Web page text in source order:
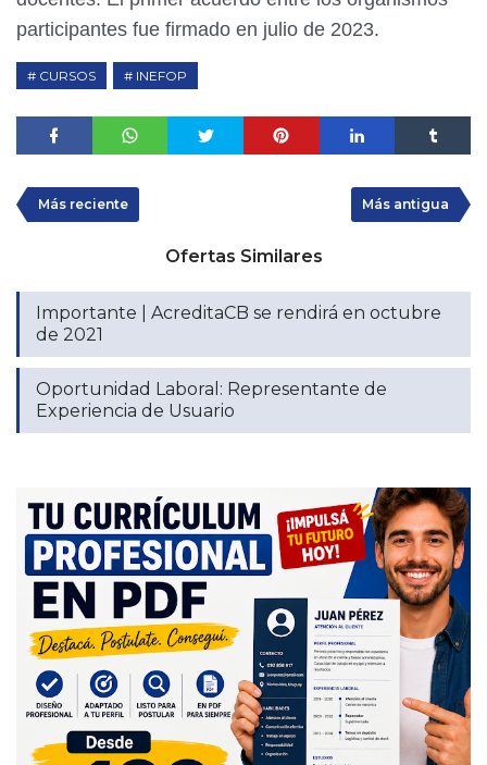
participantes fue firmado en julio de 2023.
CURSOS INEFOP
Más reciente Más antigua
Ofertas Similares
Importante | AcreditaCB se rendirá en octubre
de 2021
Oportunidad Laboral: Representante de
Experiencia de Usuario